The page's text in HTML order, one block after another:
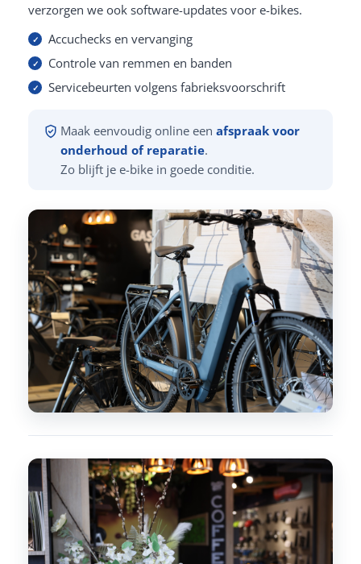
verzorgen we ook software-updates voor e-bikes.
Accuchecks en vervanging
Controle van remmen en banden
Servicebeurten volgens fabrieksvoorschrift
Maak eenvoudig online een afspraak voor
onderhoud of reparatie.
Zo blijft je e-bike in goede conditie.